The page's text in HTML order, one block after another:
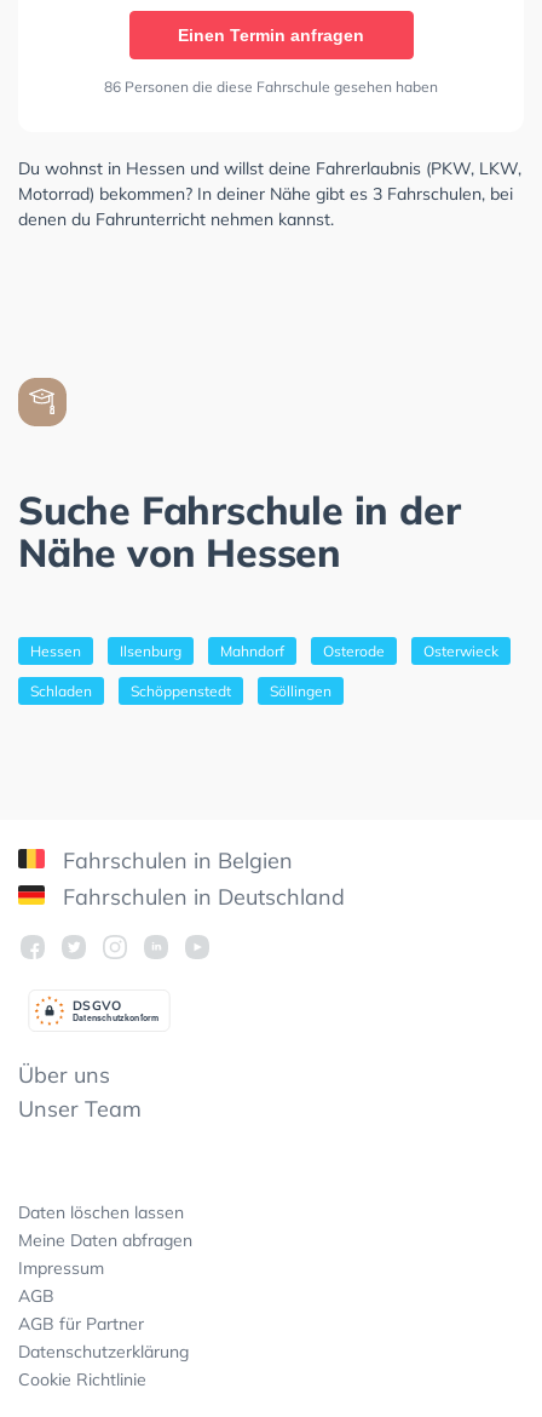
Einen Termin anfragen
86 Personen die diese Fahrschule gesehen haben
Du wohnst in Hessen und willst deine Fahrerlaubnis (PKW, LKW,
Motorrad) bekommen? In deiner Nähe gibt es 3 Fahrschulen, bei
denen du Fahrunterricht nehmen kannst.
Suche Fahrschule in der
Nähe von Hessen
Hessen Ilsenburg Mahndorf Osterode Osterwieck
Schladen Schöppenstedt Söllingen
Fahrschulen in Belgien
Fahrschulen in Deutschland
Datenschutzkonform
DSGVO
Über uns
Unser Team
Daten löschen lassen
Meine Daten abfragen
Impressum
AGB
AGB für Partner
Datenschutzerklärung
Cookie Richtlinie